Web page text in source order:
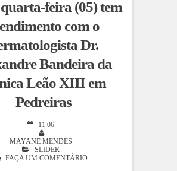
feira (05) tem
com o
Dr.
Bandeira da
Leão XIII em
Pedreiras
11:06
MAYANE MENDES
SLIDER
FAÇA UM COMENTÁRIO